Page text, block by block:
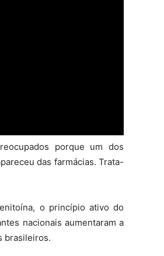
porque um dos
das farmácias. Trata-
o princípio ativo do
nacionais aumentaram a
brasileiros.